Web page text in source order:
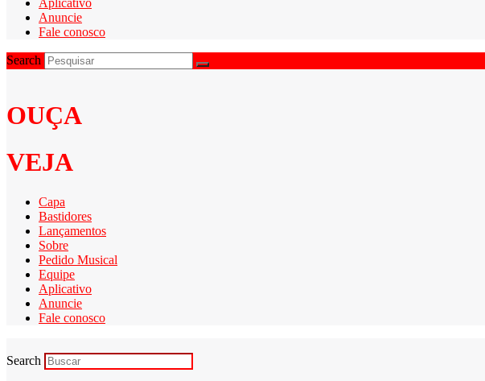
Anuncie
Fale conosco
Search
OUÇA
VEJA
Capa
Bastidores
Lançamentos
Sobre
Pedido Musical
Equipe
Aplicativo
Anuncie
Fale conosco
Search